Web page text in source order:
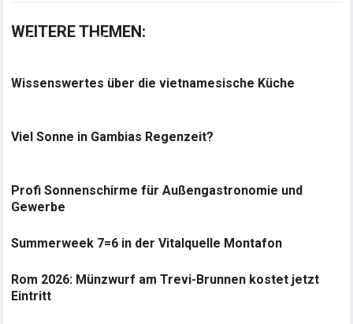
WEITERE THEMEN:
Wissenswertes über die vietnamesische Küche
Viel Sonne in Gambias Regenzeit?
Profi Sonnenschirme für Außengastronomie und
Gewerbe
Summerweek 7=6 in der Vitalquelle Montafon
Rom 2026: Münzwurf am Trevi-Brunnen kostet jetzt
Eintritt